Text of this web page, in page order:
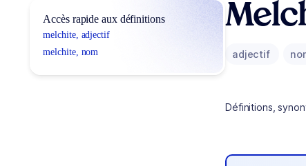
Accès rapide aux définitions
melchite, adjectif
melchite, nom
adjectif
Définitions,